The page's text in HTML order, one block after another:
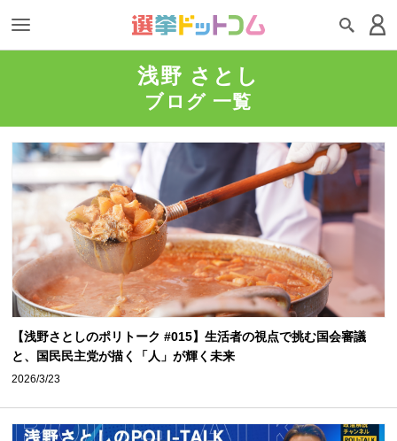
浅野 さとし
ブログ 一覧
【浅野さとしのポリトーク #015】生活者の視点で挑む国会審議
と、国民民主党が描く「人」が輝く未来
2026/3/23